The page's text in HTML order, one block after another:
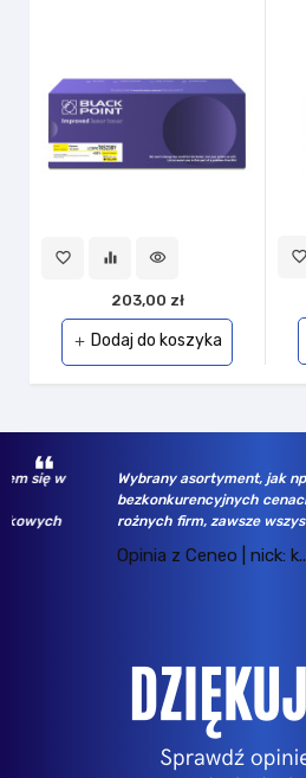
favorite_border equalizer visibility
203,00 zł
add Dodaj do koszyka
favorite_border
Wybrany asortyment, jak np. dyski
bezkonkurencyjnych cenach.
rożnych firm, zawsze wszystko jest
Opinia z Ceneo | nick: k...n